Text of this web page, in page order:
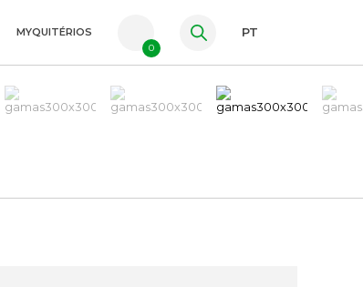
ES
MYQUITÉRIOS
0
PT